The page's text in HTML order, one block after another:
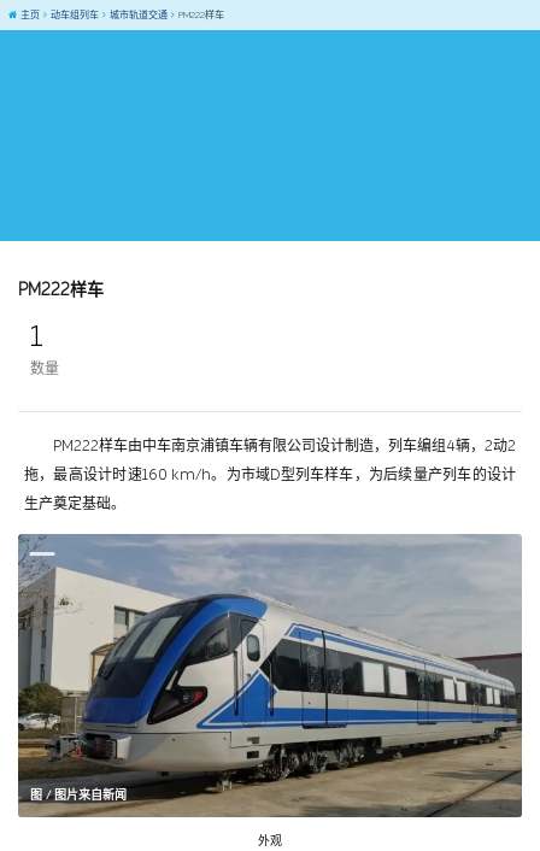
主页 动车组列车 城市轨道交通 PM222样车
PM222样车
1
数量
PM222样车由中车南京浦镇车辆有限公司设计制造，列车编组4辆，2动2
拖，最高设计时速160 km/h。为市域D型列车样车，为后续量产列车的设计
生产奠定基础。
图 / 图片来自新闻
外观